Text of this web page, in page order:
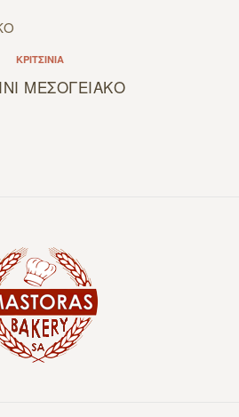
ΚΡΙΤΣΊΝΙΑ
ΜΕΣΟΓΕΙΑΚΟ